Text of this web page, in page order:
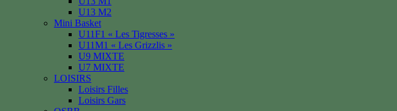
U13 M2
Mini Basket
U11F1 « Les Tigresses »
U11M1 « Les Grizzlis »
U9 MIXTE
U7 MIXTE
LOISIRS
Loisirs Filles
Loisirs Gars